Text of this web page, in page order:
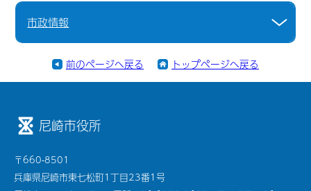
市政情報
前のページへ戻る トップページへ戻る
尼崎市役所
〒660-8501
兵庫県尼崎市東七松町1丁目23番1号